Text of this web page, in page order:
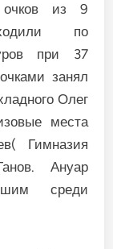
очков из 9
по
при 37
занял
Олег
места
Гимназия
Ануар
среди